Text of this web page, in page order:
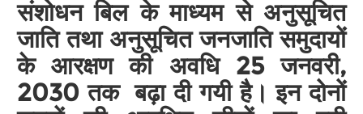
संशोधन बिल के माध्यम से अनुसूचित
जाति तथा अनुसूचित जनजाति समुदायों
के आरक्षण की अवधि 25 जनवरी,
2030 तक बढ़ा दी गयी है। इन दोनों